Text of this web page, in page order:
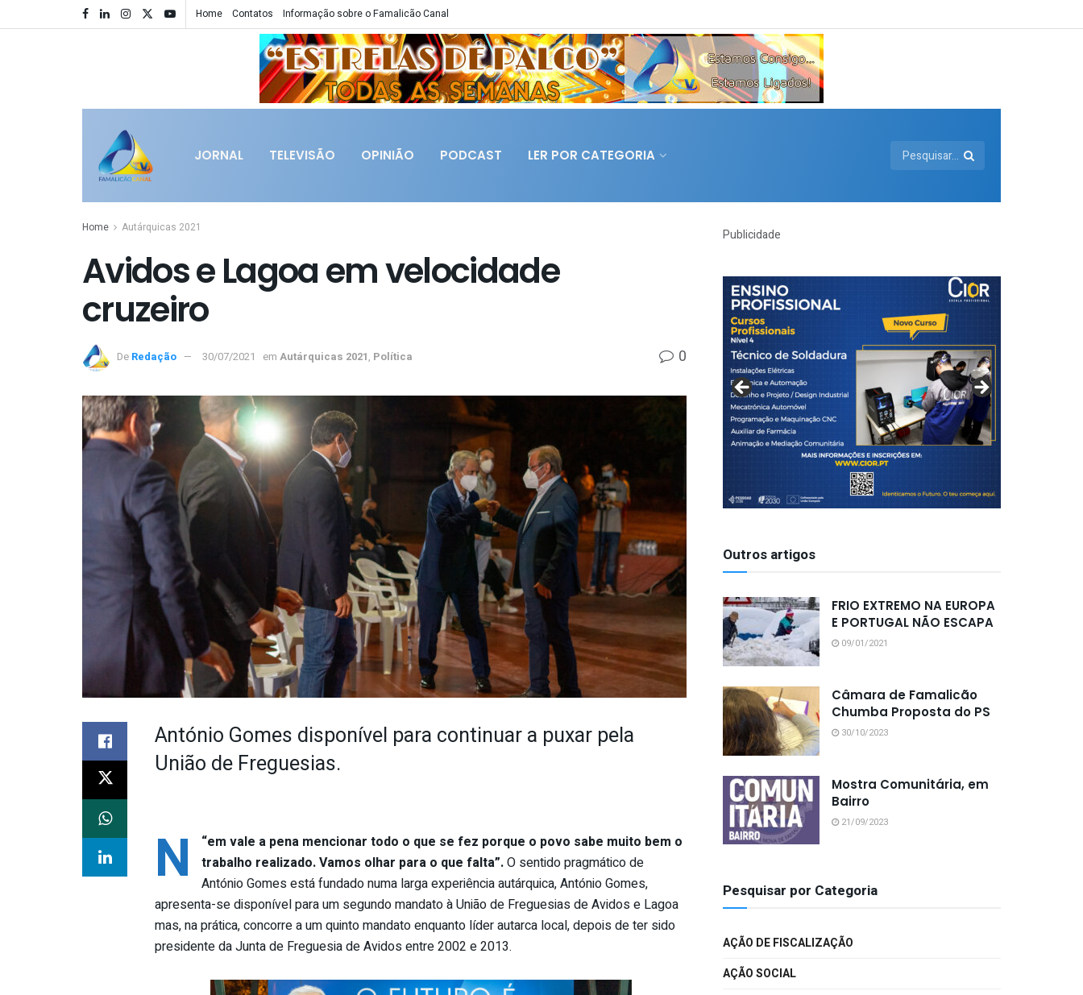
Home Contatos Informação sobre o Famalicão Canal
JORNAL TELEVISÃO OPINIÃO PODCAST LER POR CATEGORIA
Home Autárquicas 2021
Avidos e Lagoa em velocidade
cruzeiro
De Redação 30/07/2021 em Autárquicas 2021, Política 0
António Gomes disponível para continuar a puxar pela
União de Freguesias.
“
N
em vale a pena mencionar todo o que se fez porque o povo sabe muito bem o
trabalho realizado. Vamos olhar para o que falta”.O sentido pragmático de
António Gomes está fundado numa larga experiência autárquica, António Gomes,
apresenta-se disponível para um segundo mandato à União de Freguesias de Avidos e Lagoa
mas, na prática, concorre a um quinto mandato enquanto líder autarca local, depois de ter sido
presidente da Junta de Freguesia de Avidos entre 2002 e 2013.
Publicidade
Outros artigos
FRIO EXTREMO NA EUROPA
E PORTUGAL NÃO ESCAPA
09/01/2021
Câmara de Famalicão
Chumba Proposta do PS
30/10/2023
Mostra Comunitária, em
Bairro
21/09/2023
Pesquisar por Categoria
AÇÃO DE FISCALIZAÇÃO
AÇÃO SOCIAL